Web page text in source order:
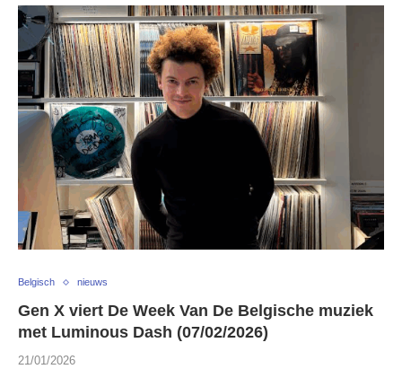
Belgisch nieuws
Gen X viert De Week Van De Belgische muziek
met Luminous Dash (07/02/2026)
21/01/2026